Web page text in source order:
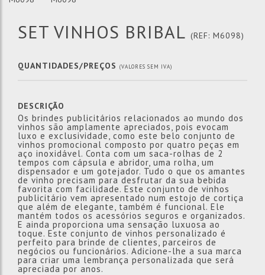
SET VINHOS BRIBAL (REF: M6098)
QUANTIDADES/PREÇOS (VALORES SEM IVA)
DESCRIÇÃO
Os brindes publicitários relacionados ao mundo dos
vinhos são amplamente apreciados, pois evocam
luxo e exclusividade, como este belo conjunto de
vinhos promocional composto por quatro peças em
aço inoxidável. Conta com um saca-rolhas de 2
tempos com cápsula e abridor, uma rolha, um
dispensador e um gotejador. Tudo o que os amantes
de vinho precisam para desfrutar da sua bebida
favorita com facilidade. Este conjunto de vinhos
publicitário vem apresentado num estojo de cortiça
que além de elegante, também é funcional. Ele
mantém todos os acessórios seguros e organizados.
E ainda proporciona uma sensação luxuosa ao
toque. Este conjunto de vinhos personalizado é
perfeito para brinde de clientes, parceiros de
negócios ou funcionários. Adicione-lhe a sua marca
para criar uma lembrança personalizada que será
apreciada por anos.